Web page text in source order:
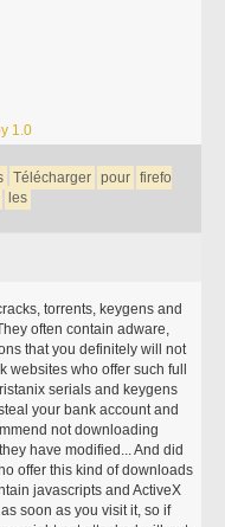
1.0
Télécharger pour firefo
les
torrents, keygens and
often contain adware,
that you definitely will not
websites who offer such full
serials and keygens
your bank account and
not downloading
have modified... And did
offer this kind of downloads
javascripts and ActiveX
soon as you visit it, so if